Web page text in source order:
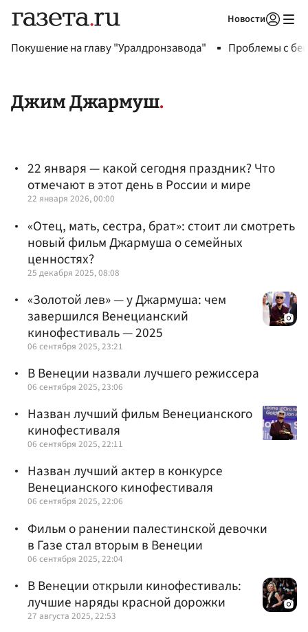
Новости
Покушение на главу "Уралдронзавода" Проблемы с
Джим Джармуш
22 января — какой сегодня праздник? Что
отмечают в этот день в России и мире
22 января 2026, 00:00
«Отец, мать, сестра, брат»: стоит ли смотреть
новый фильм Джармуша о семейных
ценностях?
25 декабря 2025, 08:08
«Золотой лев» — у Джармуша: чем
завершился Венецианский
кинофестиваль — 2025
06 сентября 2025, 23:21
В Венеции назвали лучшего режиссера
06 сентября 2025, 23:06
Назван лучший фильм Венецианского
кинофестиваля
06 сентября 2025, 22:11
Назван лучший актер в конкурсе
Венецианского кинофестиваля
06 сентября 2025, 22:06
Фильм о ранении палестинской девочки
в Газе стал вторым в Венеции
06 сентября 2025, 22:04
В Венеции открыли кинофестиваль:
лучшие наряды красной дорожки
27 августа 2025, 22:53